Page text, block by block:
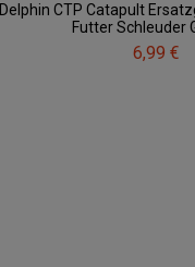
Delphin CTP Catapult
Futter Schleuder
6,99 €